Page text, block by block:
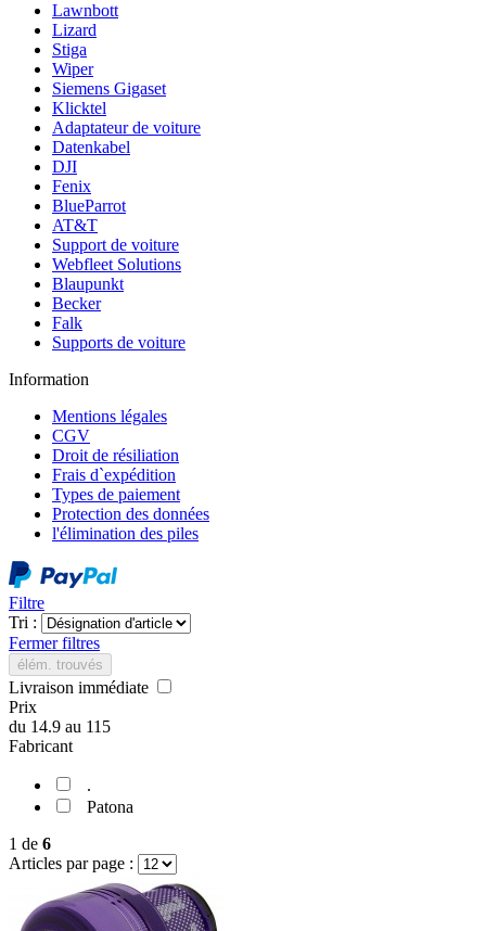
Lawnbott
Lizard
Stiga
Wiper
Siemens Gigaset
Klicktel
Adaptateur de voiture
Datenkabel
DJI
Fenix
BlueParrot
AT&T
Support de voiture
Webfleet Solutions
Blaupunkt
Becker
Falk
Supports de voiture
Information
Mentions légales
CGV
Droit de résiliation
Frais d`expédition
Types de paiement
Protection des données
l'élimination des piles
Filtre
Tri :
Fermer filtres
élém. trouvés
Livraison immédiate
Prix
du 14.9 au 115
Fabricant
.
Patona
1 de 6
Articles par page :